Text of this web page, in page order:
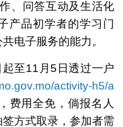
、问答互动及生活化
产品初学者的学习门
电子服务的能力。
至11月5日透过一户
activity-h5/a
费用全免，倘报名人
方式取录，参加者需